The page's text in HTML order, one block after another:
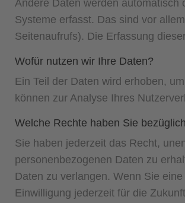
Andere Daten werden automatisch
Systeme erfasst. Das sind vor
Seitenaufrufs). Die Erfassung
Wofür nutzen wir Ihre Daten?
Ein Teil der Daten wird erhoben,
können zur Analyse Ihres
Welche Rechte haben Sie
Sie haben jederzeit das Recht,
personenbezogenen Daten zu
Daten zu verlangen. Wenn Sie
Einwilligung jederzeit für die